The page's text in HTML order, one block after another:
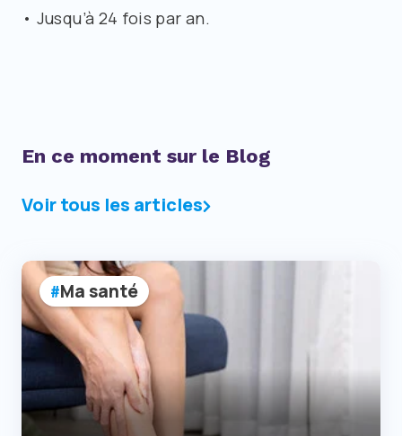
• Jusqu’à 24 fois par an.
En ce moment sur le Blog
Voir tous les articles
Ma santé